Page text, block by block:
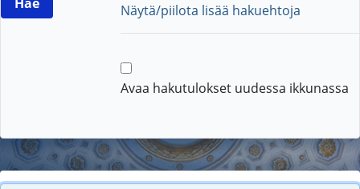
Näytä/piilota lisää hakuehtoja
Avaa hakutulokset uudessa ikkunassa